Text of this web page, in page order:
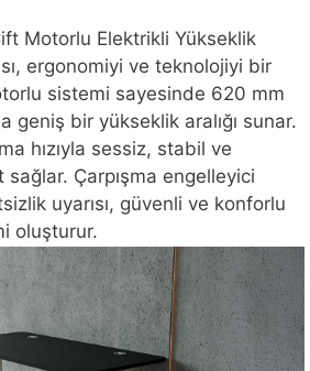
Motorlu Elektrikli Yükseklik
ergonomiyi ve teknolojiyi bir
sistemi sayesinde 620 mm
geniş bir yükseklik aralığı sunar.
hızıyla sessiz, stabil ve
Çarpışma engelleyici
uyarısı, güvenli ve konforlu
oluşturur.